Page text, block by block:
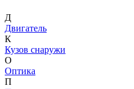
Д
Двигатель
К
Кузов снаружи
О
Оптика
П